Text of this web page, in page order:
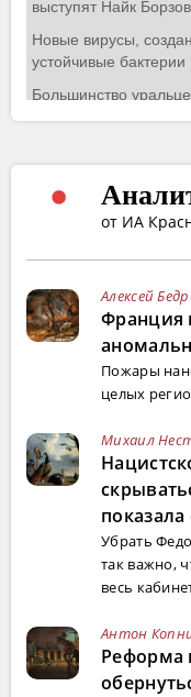
от ИА
Алексей
Франция
Пожары
целых
Михаил
Убрать
так важно,
весь
Антон
Реформа